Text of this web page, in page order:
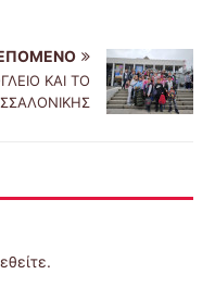
ΚΑΙ ΤΟ
.